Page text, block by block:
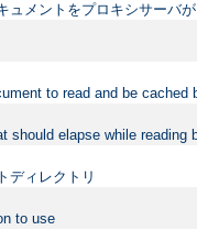
ュメントをプロキシサーバ
to read and be cached
should elapse while reading
ディレクトリ
to use